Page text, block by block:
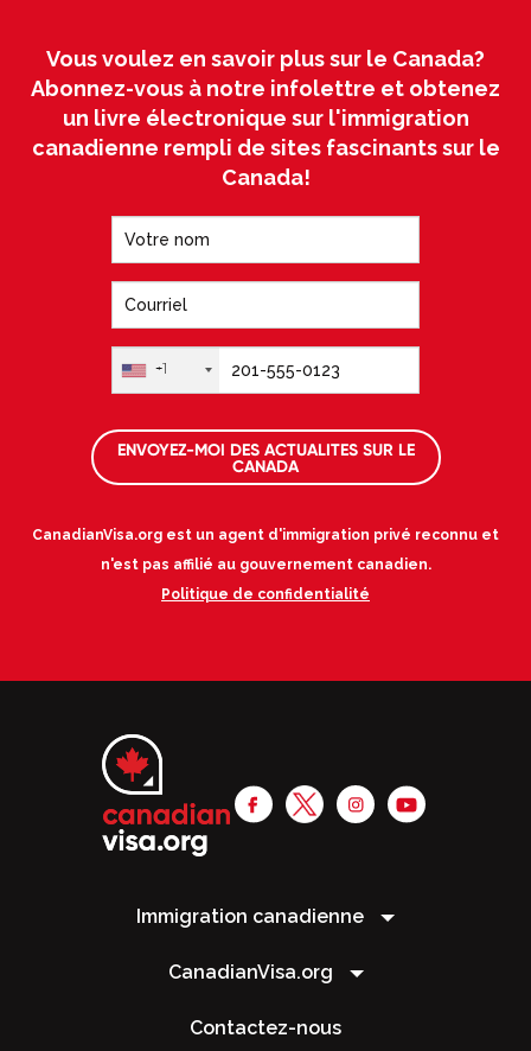
Vous voulez en savoir plus sur le Canada?
Abonnez-vous à notre infolettre et obtenez
un livre électronique sur l'immigration
canadienne rempli de sites fascinants sur le
Canada!
+1
ENVOYEZ-MOI DES ACTUALITES SUR LE
CANADA
CanadianVisa.org est un agent d'immigration privé reconnu et
n'est pas affilié au gouvernement canadien.
Politique de confidentialité
Immigration canadienne
CanadianVisa.org
Contactez-nous